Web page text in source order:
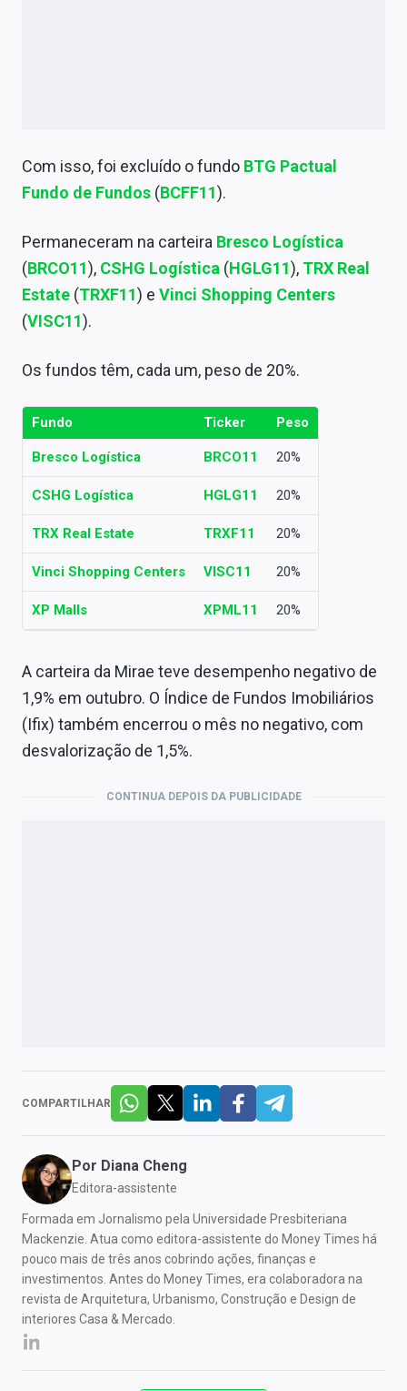
Contato
Com isso, foi excluído o fundo BTG Pactual
Fundo de Fundos (BCFF11).
Permaneceram na carteira Bresco Logística
(BRCO11), CSHG Logística (HGLG11), TRX Real
Estate (TRXF11) e Vinci Shopping Centers
(VISC11).
Os fundos têm, cada um, peso de 20%.
Fundo Ticker Peso
Bresco Logística BRCO11 20%
CSHG Logística HGLG11 20%
TRX Real Estate TRXF11 20%
Vinci Shopping Centers VISC11 20%
XP Malls XPML11 20%
A carteira da Mirae teve desempenho negativo de
1,9% em outubro. O Índice de Fundos Imobiliários
(Ifix) também encerrou o mês no negativo, com
desvalorização de 1,5%.
CONTINUA DEPOIS DA PUBLICIDADE
COMPARTILHAR
Por Diana Cheng
Editora-assistente
Formada em Jornalismo pela Universidade Presbiteriana
Mackenzie. Atua como editora-assistente do Money Times há
pouco mais de três anos cobrindo ações, finanças e
investimentos. Antes do Money Times, era colaboradora na
revista de Arquitetura, Urbanismo, Construção e Design de
interiores Casa & Mercado.